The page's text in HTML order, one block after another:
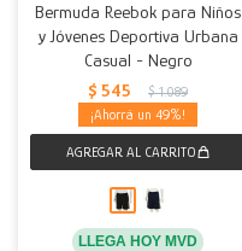
Bermuda Reebok para Niños
y Jóvenes Deportiva Urbana
Casual - Negro
$ 545 $ 1.089
49
LLEGA HOY MVD